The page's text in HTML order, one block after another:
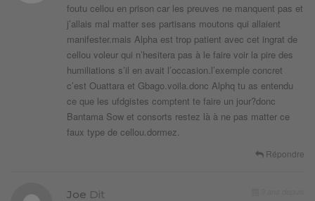
foutu cellou en prison car les preuves ne manquent pas et
j’allais mal matter ses partisans moutons qui allaient
manifester.mais Alpha est trop patient avec cet ingrat de
cellou voleur qui n’hesitera pas à le faire voir la pire des
humiliations s’il en avait l’occasion.l’exemple concret
c’est Ouattara et Gbago.voila.donc Alphq tu as entendu
ce que les ufdgistes comptent te faire un jour?donc
Bantama Sow et consorts restez là à ne pas matter ce
faux type de cellou.dormez.
Répondre
Joe Dit